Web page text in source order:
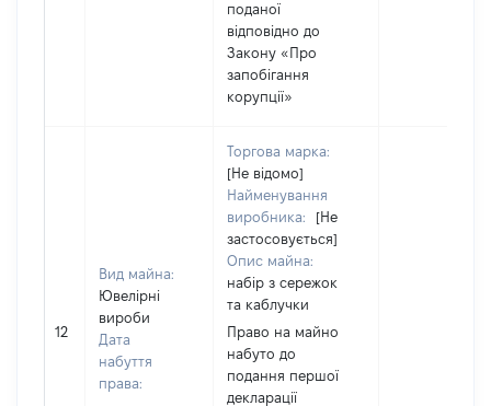
поданої
відповідно до
Закону «Про
запобігання
корупції»
12
Вид майна:
Ювелірні
вироби
Дата
набуття
права:
Торгова марка:
[Не відомо]
Найменування
виробника:
[Не
застосовується]
Опис майна:
набір з сережок
та каблучки
Право на майно
набуто до
подання першої
декларації